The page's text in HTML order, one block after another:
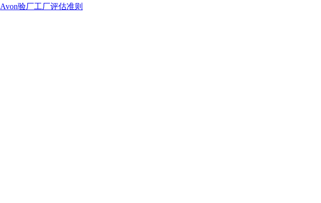
Avon验厂工厂评估准则